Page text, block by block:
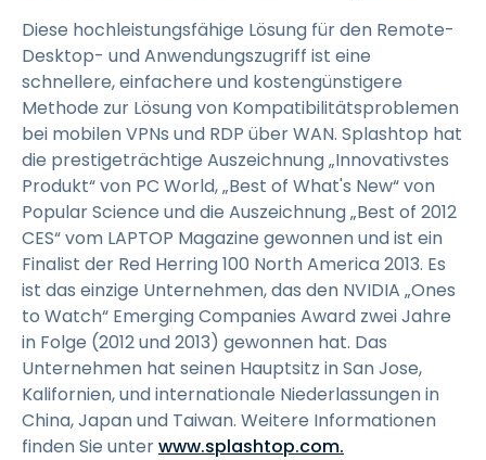
Diese hochleistungsfähige Lösung für den Remote-
Desktop- und Anwendungszugriff ist eine
schnellere, einfachere und kostengünstigere
Methode zur Lösung von Kompatibilitätsproblemen
bei mobilen VPNs und RDP über WAN. Splashtop hat
die prestigeträchtige Auszeichnung „Innovativstes
Produkt“ von PC World, „Best of What's New“ von
Popular Science und die Auszeichnung „Best of 2012
CES“ vom LAPTOP Magazine gewonnen und ist ein
Finalist der Red Herring 100 North America 2013. Es
ist das einzige Unternehmen, das den NVIDIA „Ones
to Watch“ Emerging Companies Award zwei Jahre
in Folge (2012 und 2013) gewonnen hat. Das
Unternehmen hat seinen Hauptsitz in San Jose,
Kalifornien, und internationale Niederlassungen in
China, Japan und Taiwan. Weitere Informationen
finden Sie unterwww.splashtop.com.